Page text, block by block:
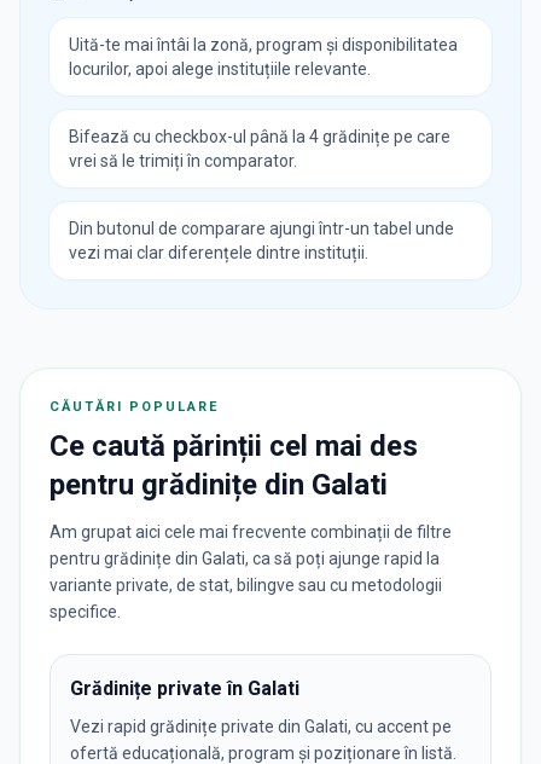
Uită-te mai întâi la zonă, program și disponibilitatea
locurilor, apoi alege instituțiile relevante.
Bifează cu checkbox-ul până la 4 grădinițe pe care
vrei să le trimiți în comparator.
Din butonul de comparare ajungi într-un tabel unde
vezi mai clar diferențele dintre instituții.
CĂUTĂRI POPULARE
Ce caută părinții cel mai des
pentru grădinițe din Galati
Am grupat aici cele mai frecvente combinații de filtre
pentru grădinițe din Galati, ca să poți ajunge rapid la
variante private, de stat, bilingve sau cu metodologii
specifice.
Grădinițe private în Galati
Vezi rapid grădinițe private din Galati, cu accent pe
ofertă educațională, program și poziționare în listă.